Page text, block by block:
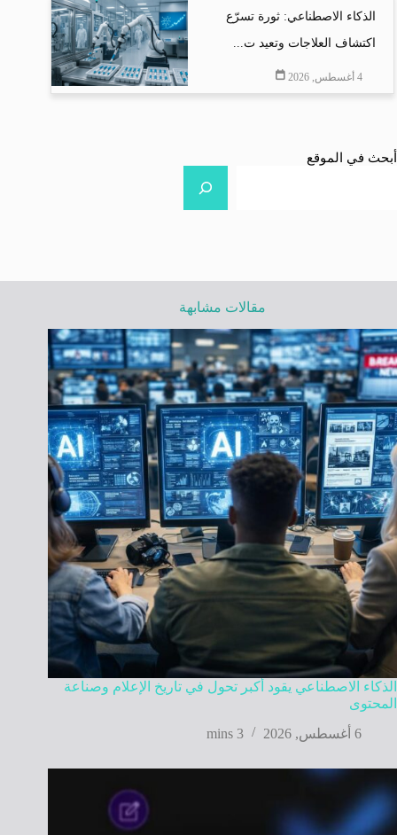
الذكاء الاصطناعي: ثورة تسرّع
اكتشاف العلاجات وتعيد ت...
4 أغسطس, 2026
أبحث في الموقع
مقالات مشابهة
الذكاء الاصطناعي يقود أكبر تحول في تاريخ الإعلام وصناعة
المحتوى
6 أغسطس, 2026
3 mins